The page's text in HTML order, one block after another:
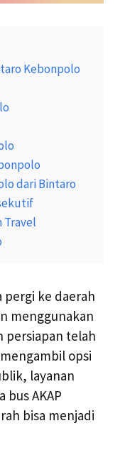
Kebonpolo
dari Bintaro
Travel
pergi ke daerah
menggunakan
persiapan telah
opsi
layanan
AKAP
bisa menjadi